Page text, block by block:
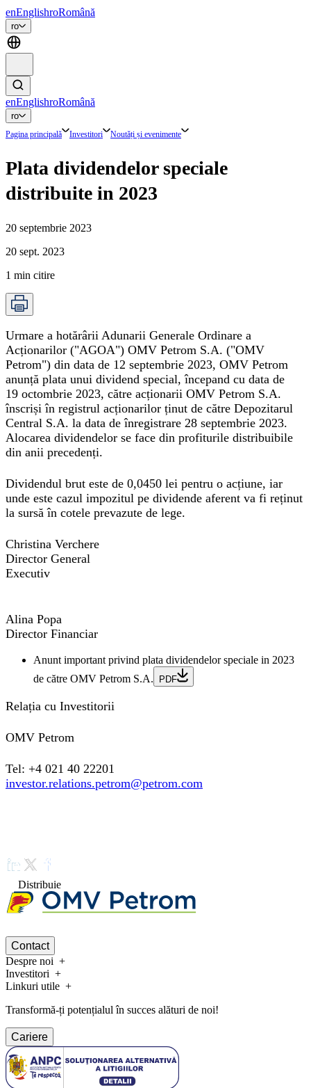
enEnglishroRomână
ro
enEnglishroRomână
ro
Pagina principală Investitori Noutăți și evenimente
Plata dividendelor speciale
distribuite in 2023
20 septembrie 2023
20 sept. 2023
1 min citire
Urmare a hotărârii Adunarii Generale Ordinare a
Acționarilor ("AGOA") OMV Petrom S.A. ("OMV
Petrom") din data de 12 septembrie 2023, OMV Petrom
anunță plata unui dividend special, începand cu data de
19 octombrie 2023, către acționarii OMV Petrom S.A.
înscriși în registrul acționarilor ținut de către Depozitarul
Central S.A. la data de înregistrare 28 septembrie 2023.
Alocarea dividendelor se face din profiturile distribuibile
din anii precedenți.
Dividendul brut este de 0,0450 lei pentru o acțiune, iar
unde este cazul impozitul pe dividende aferent va fi reținut
la sursă în cotele prevazute de lege.
Christina Verchere
Director General
Executiv
Alina Popa
Director Financiar
Anunt important privind plata dividendelor speciale in 2023
de către OMV Petrom S.A.
PDF
Relația cu Investitorii
OMV Petrom
Tel: +4 021 40 22201
investor.relations.petrom@petrom.com
Distribuie
Contact
Despre noi
Investitori
Linkuri utile
Transformă-ți potențialul în succes alături de noi!
Cariere